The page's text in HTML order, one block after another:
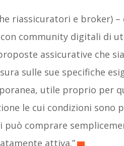
riassicuratori e broker) –
community digitali di
assicurative che
sulle sue specifiche
utile proprio per
le cui condizioni sono
può comprare
attiva.”